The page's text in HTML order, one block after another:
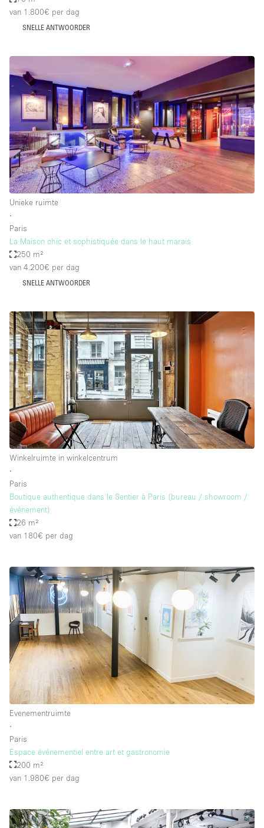
van 1.800€ per dag
SNELLE ANTWOORDER
Unieke ruimte
∙
Paris
La Maison chic et sophistiquée dans le haut marais
250 m²
van 4.200€ per dag
SNELLE ANTWOORDER
Winkelruimte in winkelcentrum
∙
Paris
Boutique authentique dans le Sentier à Paris (bureau / showroom /
événement)
26 m²
van 180€ per dag
Evenementruimte
∙
Paris
Espace événementiel entre art et gastronomie
200 m²
van 1.980€ per dag